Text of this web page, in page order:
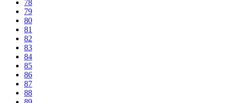
78
79
80
81
82
83
84
85
86
87
88